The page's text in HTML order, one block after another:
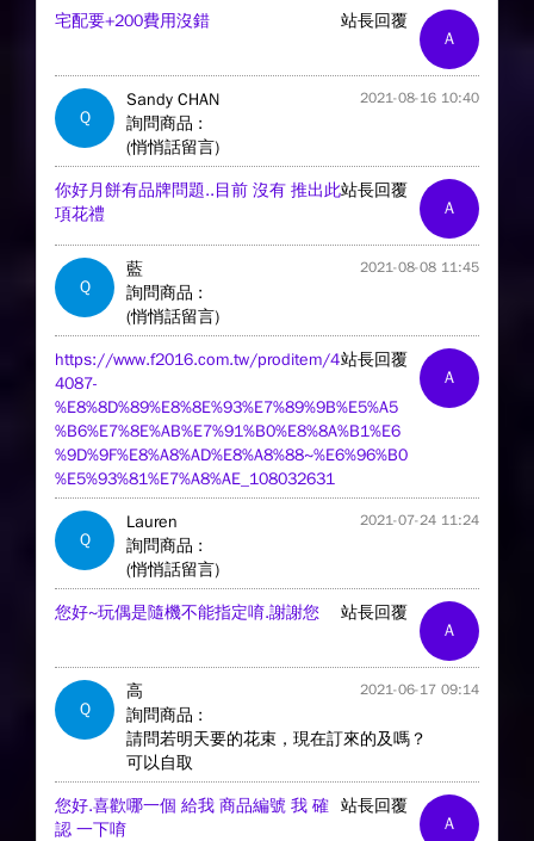
A
站長回覆
宅配要+200費用沒錯
Q
Sandy CHAN 2021-08-16 10:40
詢問商品 :
(悄悄話留言)
A
站長回覆
你好月餅有品牌問題..目前 沒有 推出此
項花禮
Q
藍 2021-08-08 11:45
詢問商品 :
(悄悄話留言)
A
站長回覆
https://www.f2016.com.tw/proditem/4
4087-
%E8%8D%89%E8%8E%93%E7%89%9B%E5%A5
%B6%E7%8E%AB%E7%91%B0%E8%8A%B1%E6
%9D%9F%E8%A8%AD%E8%A8%88~%E6%96%B0
%E5%93%81%E7%A8%AE_108032631
Q
Lauren 2021-07-24 11:24
詢問商品 :
(悄悄話留言)
A
站長回覆
您好~玩偶是隨機不能指定唷.謝謝您
Q
高 2021-06-17 09:14
詢問商品 :
請問若明天要的花束，現在訂來的及嗎？
可以自取
A
站長回覆
您好.喜歡哪一個 給我 商品編號 我 確
認 一下唷